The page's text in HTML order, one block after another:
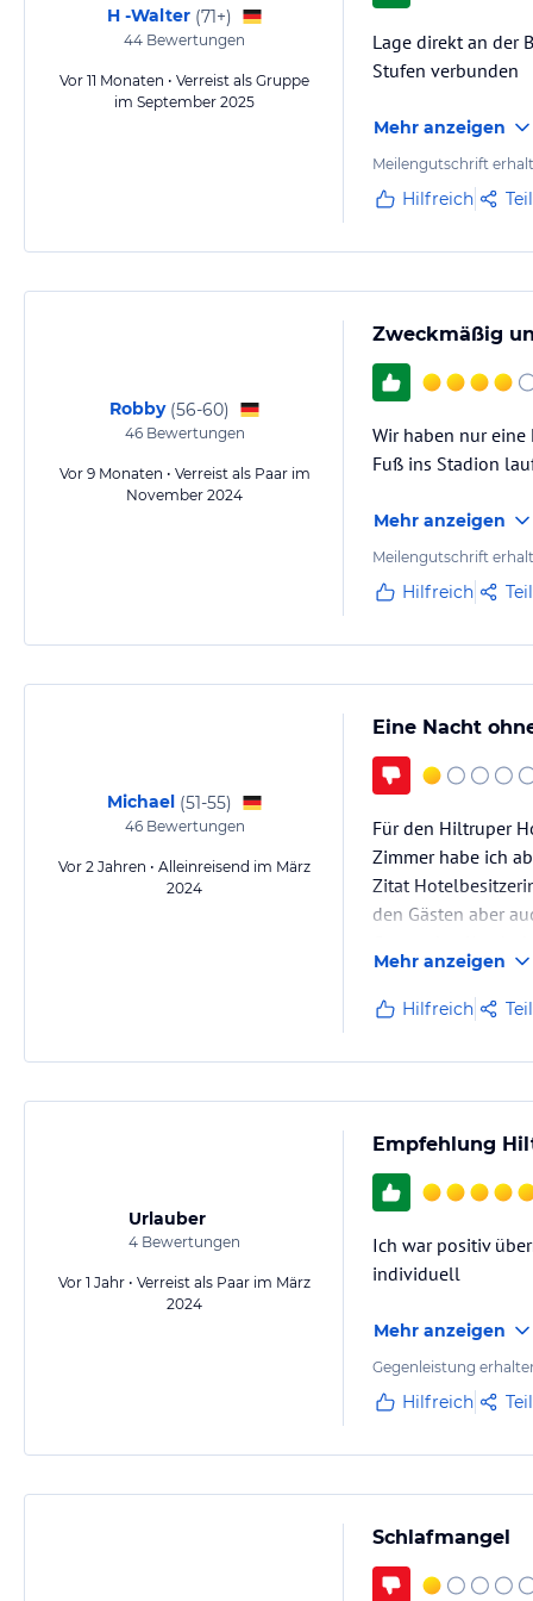
H -Walter (71+)
44 Bewertungen
Vor 11 Monaten • Verreist als Gruppe
im September 2025
Lage direkt an der
Stufen verbunden
Mehr anzeigen
Meilengutschrift
Hilfreich
Robby (56-60)
46Bewertungen
Vor 9 Monaten • Verreist als Paar im
November 2024
Zweckmäßig
Wir haben nur eine
Fuß ins Stadion
Mehr anzeigen
Meilengutschrift
Hilfreich
Michael (51-55)
46Bewertungen
Vor 2 Jahren • Alleinreisend im März
2024
Eine Nacht
Für den Hiltruper
Zimmer habe ich
Zitat
den Gästen aber
Ist das noch
Mehr anzeigen
Hilfreich
Urlauber
4 Bewertungen
Vor 1 Jahr • Verreist als Paar im März
2024
Empfehlung
Ich war positiv
individuell
Mehr anzeigen
Gegenleistung
Hilfreich
Schlafmangel